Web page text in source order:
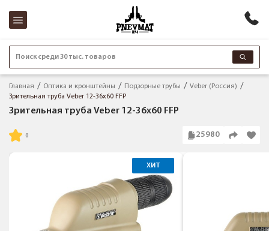
Поиск среди 30 тыс. товаров
Главная Оптика и кронштейны Подзорные трубы
Veber (Россия)
Зрительная труба Veber 12-36x60 FFP
Зрительная труба Veber 12-36x60 FFP
25980
ХИТ